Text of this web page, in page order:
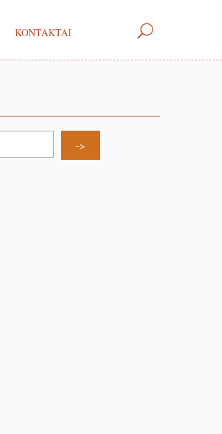
KONTAKTAI